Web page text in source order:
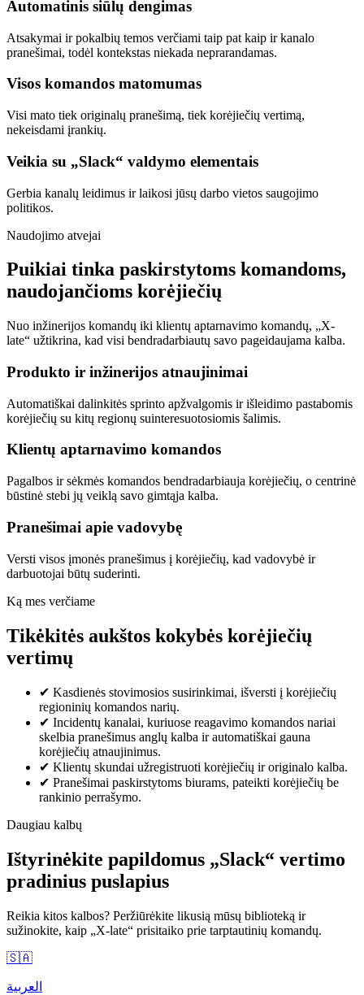
Automatinis siūlų dengimas
Atsakymai ir pokalbių temos verčiami taip pat kaip ir kanalo
pranešimai, todėl kontekstas niekada neprarandamas.
Visos komandos matomumas
Visi mato tiek originalų pranešimą, tiek korėjiečių vertimą,
nekeisdami įrankių.
Veikia su „Slack“ valdymo elementais
Gerbia kanalų leidimus ir laikosi jūsų darbo vietos saugojimo
politikos.
Naudojimo atvejai
Puikiai tinka paskirstytoms komandoms,
naudojančioms korėjiečių
Nuo inžinerijos komandų iki klientų aptarnavimo komandų, „X-
late“ užtikrina, kad visi bendradarbiautų savo pageidaujama kalba.
Produkto ir inžinerijos atnaujinimai
Automatiškai dalinkitės sprinto apžvalgomis ir išleidimo pastabomis
korėjiečių su kitų regionų suinteresuotosiomis šalimis.
Klientų aptarnavimo komandos
Pagalbos ir sėkmės komandos bendradarbiauja korėjiečių, o centrinė
būstinė stebi jų veiklą savo gimtąja kalba.
Pranešimai apie vadovybę
Versti visos įmonės pranešimus į korėjiečių, kad vadovybė ir
darbuotojai būtų suderinti.
Ką mes verčiame
Tikėkitės aukštos kokybės korėjiečių
vertimų
✔ Kasdienės stovimosios susirinkimai, išversti į korėjiečių
regioninių komandos narių.
✔ Incidentų kanalai, kuriuose reagavimo komandos nariai
skelbia pranešimus anglų kalba ir automatiškai gauna
korėjiečių atnaujinimus.
✔ Klientų skundai užregistruoti korėjiečių ir originalo kalba.
✔ Pranešimai paskirstytoms biurams, pateikti korėjiečių be
rankinio perrašymo.
Daugiau kalbų
Ištyrinėkite papildomus „Slack“ vertimo
pradinius puslapius
Reikia kitos kalbos? Peržiūrėkite likusią mūsų biblioteką ir
sužinokite, kaip „X-late“ prisitaiko prie tarptautinių komandų.
🇸🇦
العربية